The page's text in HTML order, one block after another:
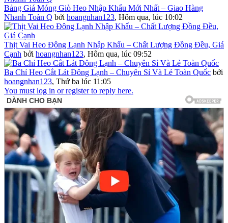
Bảng Giá Móng Giò Heo Nhập Khẩu Mới Nhất – Giao Hàng
Nhanh Toàn Q bởi hoangnhan123, Hôm qua, lúc 10:02
Thịt Vai Heo Đông Lạnh Nhập Khẩu – Chất Lượng Đồng Đều, Giá
Cạnh bởi hoangnhan123, Hôm qua, lúc 09:52
Ba Chỉ Heo Cắt Lát Đông Lạnh – Chuyên Sỉ Và Lẻ Toàn Quốc bởi
hoangnhan123, Thứ ba lúc 11:05
You must log in or register to reply here.